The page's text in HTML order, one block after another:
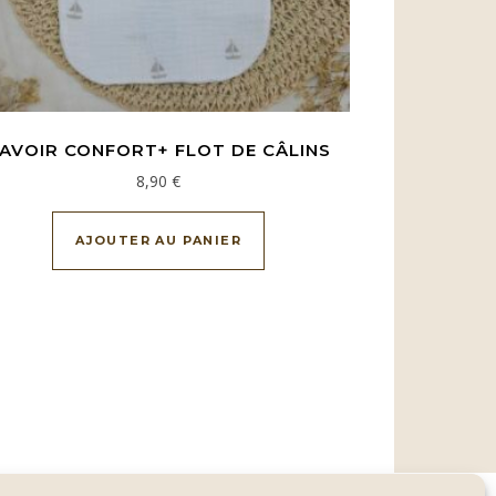
variations. Les options peuvent être choisies sur la page du
CONFORT+ FLOT DE CÂLINS
8,90€
AJOUTER AU PANIER